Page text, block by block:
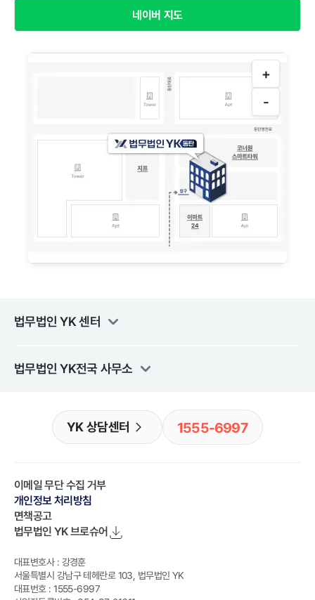
네이버 지도
+
-
법무법인 YK센터
법무법인 YK전국 사무소
YK 상담센터 1555-6997
이메일 무단 수집 거부
개인정보 처리방침
면책공고
법무법인 YK브로슈어
대표변호사 : 강경훈
서울특별시 강남구 테헤란로 103, 법무법인 YK
대표번호 : 1555-6997